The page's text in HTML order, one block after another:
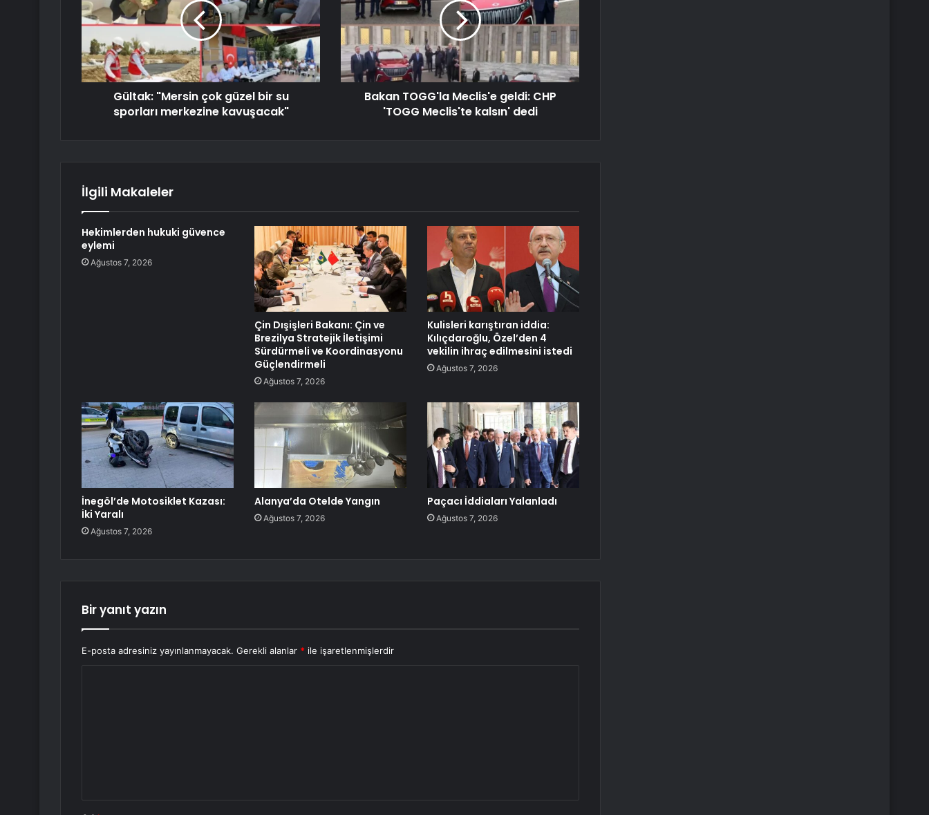
Gültak: "Mersin çok güzel bir su
sporları merkezine kavuşacak"
Bakan TOGG'la Meclis'e geldi: CHP
'TOGG Meclis'te kalsın' dedi
İlgili Makaleler
Hekimlerden hukuki güvence
eylemi
Ağustos 7, 2026
Çin Dışişleri Bakanı: Çin ve
Brezilya Stratejik İletişimi
Sürdürmeli ve Koordinasyonu
Güçlendirmeli
Ağustos 7, 2026
Kulisleri karıştıran iddia:
Kılıçdaroğlu, Özel’den 4
vekilin ihraç edilmesini istedi
Ağustos 7, 2026
İnegöl’de Motosiklet Kazası:
İki Yaralı
Ağustos 7, 2026
Alanya’da Otelde Yangın
Ağustos 7, 2026
Paçacı İddiaları Yalanladı
Ağustos 7, 2026
Bir yanıt yazın
E-posta adresiniz yayınlanmayacak. Gerekli alanlar * ile işaretlenmişlerdir